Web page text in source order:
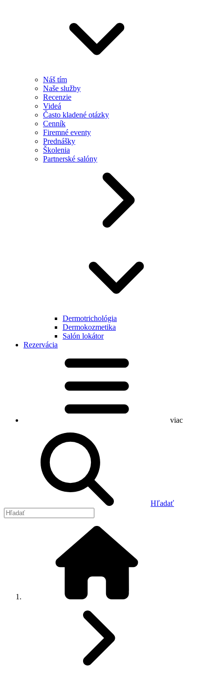
Náš tím
Naše služby
Recenzie
Videá
Často kladené otázky
Cenník
Firemné eventy
Prednášky
Školenia
Partnerské salóny
Dermotrichológia
Dermokozmetika
Salón lokátor
Rezervácia
viac
Hľadať